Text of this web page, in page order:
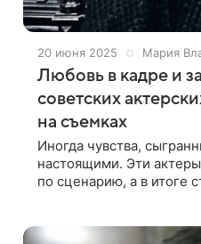
20 июня 2025 Мария
Любовь в кадре и
советских
на съемках
Иногда чувства,
настоящими. Эти
по сценарию, а в итоге